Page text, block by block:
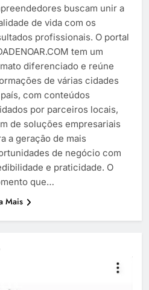
buscam unir a
de vida com os
profissionais. O portal
tem um
diferenciado e reúne
de várias cidades
com conteúdos
por parceiros locais,
de soluções empresariais
a geração de mais
de negócio com
e praticidade. O
que…
Mais